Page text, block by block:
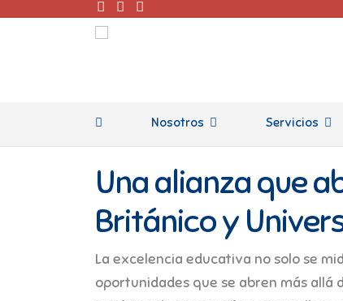
Nosotros Servicios
Una alianza que
Británico y
La excelencia educativa no solo se
oportunidades que se abren más allá